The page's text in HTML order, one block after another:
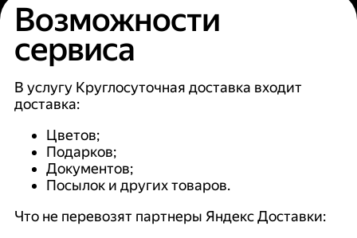
Возможности
сервиса
В услугу Круглосуточная доставка входит
доставка:
Цветов;
Подарков;
Документов;
Посылок и других товаров.
Что не перевозят партнеры Яндекс Доставки: